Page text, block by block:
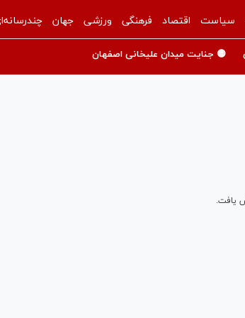
سیاست اقتصاد فرهنگی ورزشی جهان
🟡 جنایت میدان علیخانی اصفهان
یافت.